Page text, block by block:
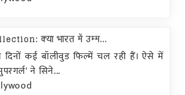
क्या भारत में उम्म...
दिनों कई बॉलीवुड फिल्में चल रही हैं। ऐसे में
ने सिने...